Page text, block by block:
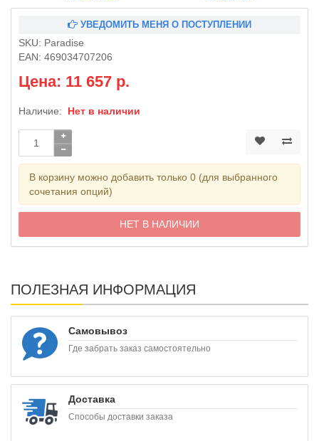
УВЕДОМИТЬ МЕНЯ О ПОСТУПЛЕНИИ
SKU: Paradise
EAN: 469034707206
Цена: 11 657 р.
Наличие: Нет в наличии
В корзину можно добавить только 0 (для выбранного
сочетания опций)
НЕТ В НАЛИЧИИ
ПОЛЕЗНАЯ ИНФОРМАЦИЯ
Самовывоз
Где забрать заказ самостоятельно
Доставка
Способы доставки заказа